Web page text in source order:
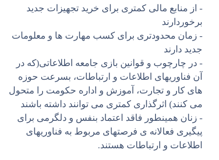
- از منابع مالی کمتری برای خرید تجهیزات جدید
برخوردارند
- زمان محدودتری برای کسب مهارت ها و معلومات
جدید دارند
- در چارچوب و قوانین بازی جامعه اطلاعاتی(که در
آن فناوریهای اطلاعات و ارتباطات، بسرعت حوزه
های کار و تجارت، آموزش و اداره حکومت را متحول
می کنند) اثرگذاری کمتری می توانند داشته باشند
- زنان همینطور فاقد اعتماد بنفس و دلگرمی برای
پیگیری فعالانه ی فرصتهای مربوط به فناوریهای
اطلاعات و ارتباطات هستند.